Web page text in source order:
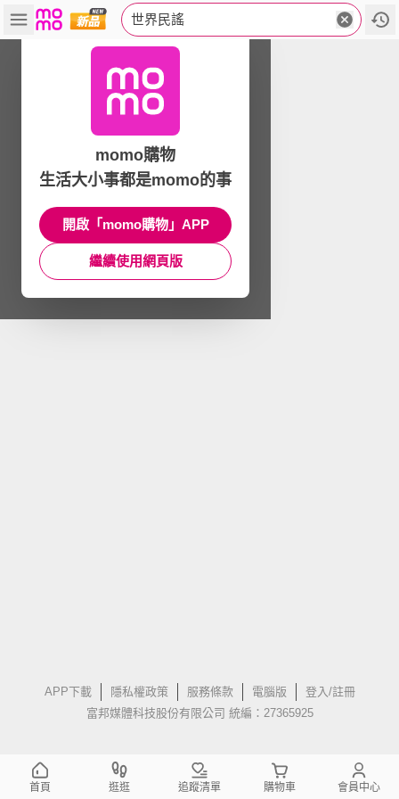
世界民謠
APP下載 隱私權政策 服務條款 電腦版
登入/註冊
富邦媒體科技股份有限公司 統編：27365925
momo購物
生活大小事都是momo的事
開啟「momo購物」APP
繼續使用網頁版
首頁 逛逛 追蹤清單 購物車 會員中心